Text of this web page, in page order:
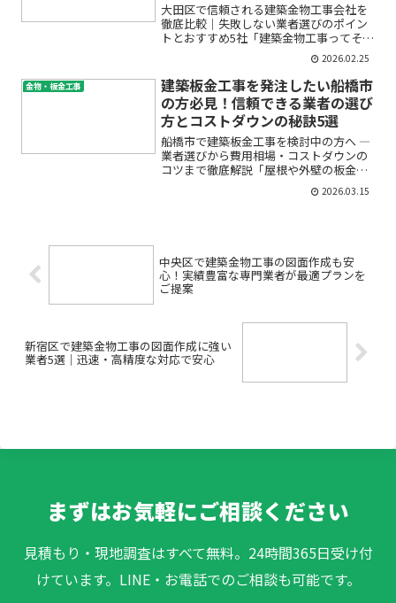
大田区で信頼される建築金物工事会社を
徹底比較｜失敗しない業者選びのポイン
トとおすすめ5社「建築金物工事ってそも
そも何？」「大田区で信頼できる金物工
事会社はどこ？」「複数社に依頼しても
違いがわからず不安…」――そんな悩み
を抱えていませんか。初...
2026.02.25
金物・板金工事
建築板金工事を発注したい船橋市
の方必見！信頼できる業者の選び
方とコストダウンの秘訣5選
船橋市で建築板金工事を検討中の方へ ―
業者選びから費用相場・コストダウンの
コツまで徹底解説「屋根や外壁の板金工
事をしたいけど、どの業者に依頼すれば
いいの？」「見積もりを取ったけれど、
2026.03.15
中央区で建築金物工事の図面作成も安
心！実績豊富な専門業者が最適プランを
ご提案
新宿区で建築金物工事の図面作成に強い
業者5選｜迅速・高精度な対応で安心
まずはお気軽にご相談ください
見積もり・現地調査はすべて無料。24時間365日受け付
けています。LINE・お電話でのご相談も可能です。